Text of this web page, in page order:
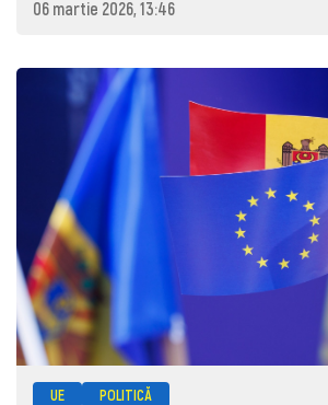
06 martie 2026, 13:46
UE POLITICĂ